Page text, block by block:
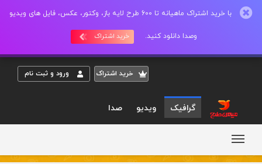
با خرید اشتراک ماهیانه تا 600 طرح لایه باز، وکتور، عکس، فایل های ویدیو
وصدا دانلود کنید. خرید اشتراک
خريد اشتراک ورود و ثبت نام
گرافیک ویدیو صدا